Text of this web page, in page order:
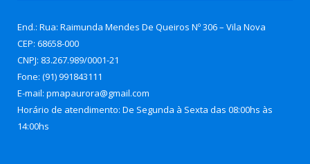
End.: Rua: Raimunda Mendes De Queiros Nº 306 – Vila Nova
CEP: 68658-000
CNPJ: 83.267.989/0001-21
Fone: (91) 991843111
E-mail: pmapaurora@gmail.com
Horário de atendimento: De Segunda à Sexta das 08:00hs às
14:00hs